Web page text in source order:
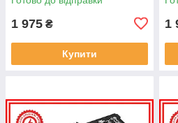
ОРИГІНАЛ
1 975 ₴
Купити
1